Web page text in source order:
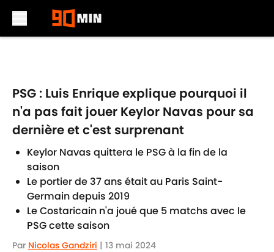
PSG : Luis Enrique explique pourquoi il
n'a pas fait jouer Keylor Navas pour sa
dernière et c'est surprenant
Keylor Navas quittera le PSG à la fin de la
saison
Le portier de 37 ans était au Paris Saint-
Germain depuis 2019
Le Costaricain n'a joué que 5 matchs avec le
PSG cette saison
Par Nicolas Gandziri | 13 mai 2024